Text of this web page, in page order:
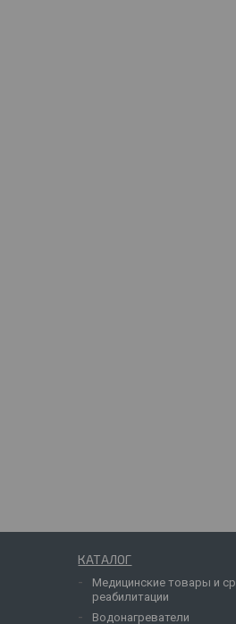
КАТАЛОГ
Медицинские товары и
реабилитации
Водонагреватели